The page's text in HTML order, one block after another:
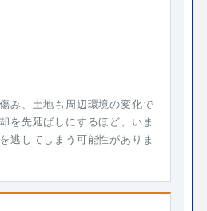
み、土地も周辺環境の変化で
を先延ばしにするほど、いま
逃してしまう可能性がありま